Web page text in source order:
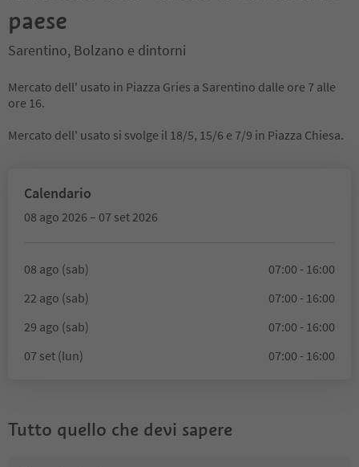
paese
Sarentino, Bolzano e dintorni
Mercato dell' usato in Piazza Gries a Sarentino dalle ore 7 alle
ore 16.
Mercato dell' usato si svolge il 18/5, 15/6 e 7/9 in Piazza Chiesa.
Calendario
08 ago 2026 – 07 set 2026
08 ago (sab)
07:00 - 16:00
22 ago (sab)
07:00 - 16:00
29 ago (sab)
07:00 - 16:00
07 set (lun)
07:00 - 16:00
Tutto quello che devi sapere